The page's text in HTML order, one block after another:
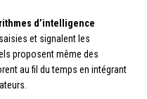
d’intelligence
et signalent les
proposent même des
au fil du temps en intégrant